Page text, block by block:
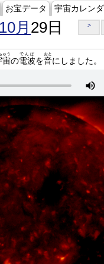
お宝データ 宇宙カレン
月 29日 >
宙
ゅう
の電波
でんぱ
を音
おと
にしました。